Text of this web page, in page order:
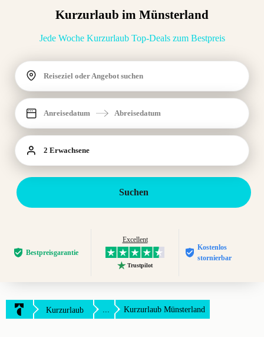
Kurzurlaub im Münsterland
Jede Woche Kurzurlaub Top-Deals zum Bestpreis
Reiseziel oder Angebot suchen
Anreisedatum Abreisedatum
2 Erwachsene
Suchen
Bestpreis­garantie
Excellent
Trustpilot
Kostenlos
stornierbar
Kurzurlaub ... Kurzurlaub Münsterland